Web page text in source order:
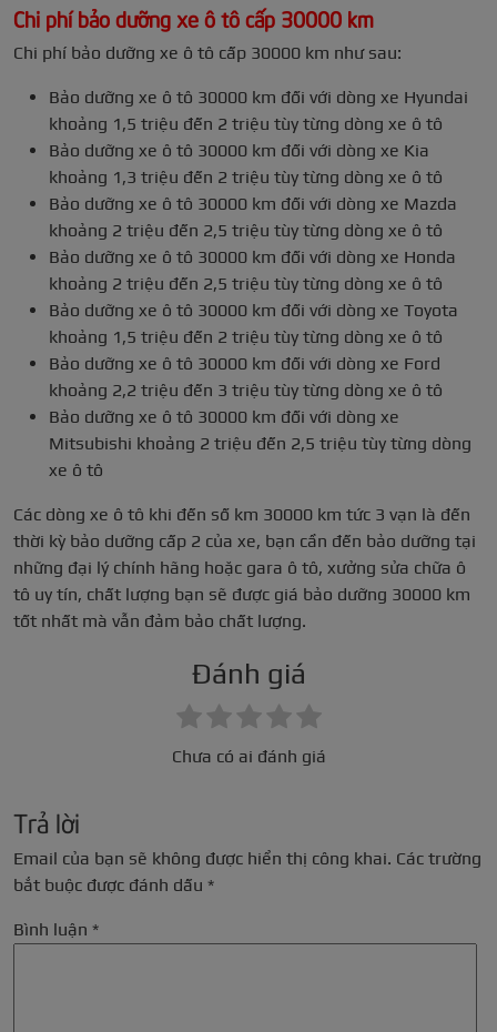
Chi phí bảo dưỡng xe ô tô cấp 30000 km
Chi phí bảo dưỡng xe ô tô cấp 30000 km như sau:
Bảo dưỡng xe ô tô 30000 km đối với dòng xe Hyundai
khoảng 1,5 triệu đến 2 triệu tùy từng dòng xe ô tô
Bảo dưỡng xe ô tô 30000 km đối với dòng xe Kia
khoảng 1,3 triệu đến 2 triệu tùy từng dòng xe ô tô
Bảo dưỡng xe ô tô 30000 km đối với dòng xe Mazda
khoảng 2 triệu đến 2,5 triệu tùy từng dòng xe ô tô
Bảo dưỡng xe ô tô 30000 km đối với dòng xe Honda
khoảng 2 triệu đến 2,5 triệu tùy từng dòng xe ô tô
Bảo dưỡng xe ô tô 30000 km đối với dòng xe Toyota
khoảng 1,5 triệu đến 2 triệu tùy từng dòng xe ô tô
Bảo dưỡng xe ô tô 30000 km đối với dòng xe Ford
khoảng 2,2 triệu đến 3 triệu tùy từng dòng xe ô tô
Bảo dưỡng xe ô tô 30000 km đối với dòng xe
Mitsubishi khoảng 2 triệu đến 2,5 triệu tùy từng dòng
xe ô tô
Các dòng xe ô tô khi đến số km 30000 km tức 3 vạn là đến
thời kỳ bảo dưỡng cấp 2 của xe, bạn cần đến bảo dưỡng tại
những đại lý chính hãng hoặc gara ô tô, xưởng sửa chữa ô
tô uy tín, chất lượng bạn sẽ được giá bảo dưỡng 30000 km
tốt nhất mà vẫn đảm bảo chất lượng.
Đánh giá
Chưa có ai đánh giá
Trả lời
Email của bạn sẽ không được hiển thị công khai. Các trường
bắt buộc được đánh dấu *
Bình luận *